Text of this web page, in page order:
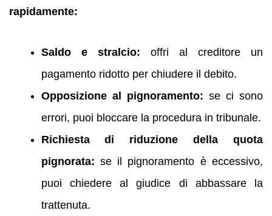
rapidamente:
Saldo e stralcio: offri al creditore un
pagamento ridotto per chiudere il debito.
Opposizione al pignoramento: se ci sono
errori, puoi bloccare la procedura in tribunale.
Richiesta di riduzione della quota
pignorata: se il pignoramento è eccessivo,
puoi chiedere al giudice di abbassare la
trattenuta.